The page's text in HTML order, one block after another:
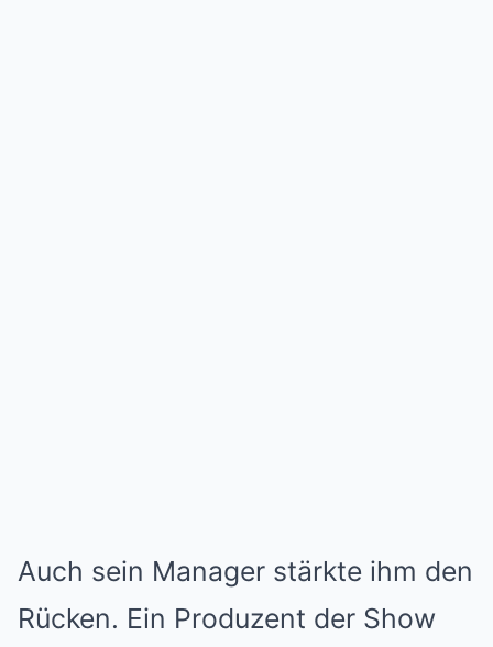
Auch sein Manager stärkte ihm den
Rücken. Ein Produzent der Show